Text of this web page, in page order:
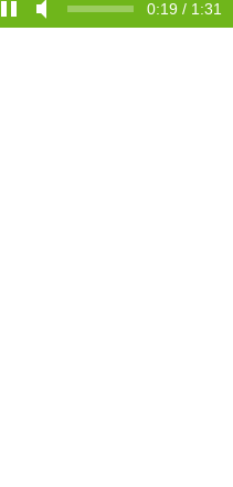
0:19 / 1:31